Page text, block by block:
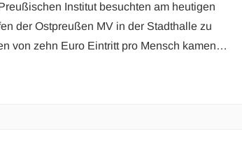
Institut besuchten am heutigen
der Ostpreußen MV in der Stadthalle zu
von zehn Euro Eintritt pro Mensch kamen…